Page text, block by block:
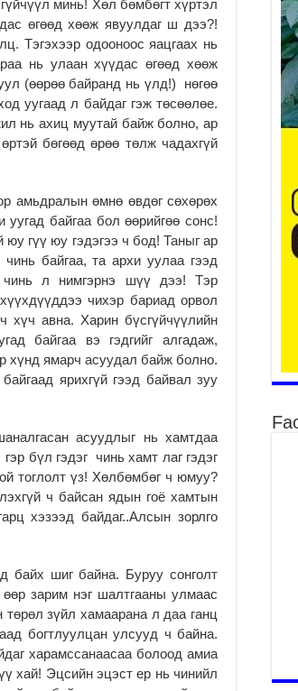
минь! Хөл бөмбөгт хүртэл
өгөөд хөөж явуулдаг ш дээ?!
Тэгэхээр одооноос яацгаах нь
нь улаан хүүдас өгөөд хөөж
(өөрөө байранд нь үлд!) нөгөө
уугаад л байдаг гэж төсөөлөе.
нь ахиц муутай байж болно, ар
бөгөөд өрөө төлж чадахгүй
амьдралын өмнө өвдөг сөхөрөх
байгаа бол өөрийгөө сонс!
гүү юу гэдэгээ ч бод! Таныг ар
байгаа, та архи уулаа гээд
чинь л нимгэрнэ шүү дээ! Тэр
чихэр бариад орвол
хүч авна. Харин бүсгүйчүүлийн
байгаа вэ гэдгийг алгадаж,
хүнд ямарч асуудал байж болно.
ярихгүй гээд байвал зуу
асуудлыг нь хамтдаа
бүл гэдэг чинь хамт лаг гэдэг
тоглолт үз! Хөлбөмбөг ч юмуу?
ч байсан ядын гоё хамтын
хэзээд байдаг..Алсын зорлго
байх шиг байна. Буруу сонголт
зарим нэг шалтгааны улмаас
зүйл хамаарана л даа ганц
богтлуулцан улсууд ч байна.
харамссанаасаа болоод амиа
хай! Эцсийн эцэст ер нь чинийл